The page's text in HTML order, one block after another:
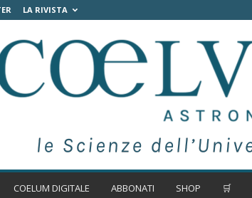
LA RIVISTA
COELUM DIGITALE ABBONATI SHOP 🛒